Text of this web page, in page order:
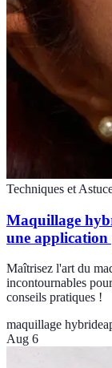
Techniques et
Maquillage
une
Maîtrisez l'art du
incontournables
conseils pratiques !
maquillage hybride
Aug 6